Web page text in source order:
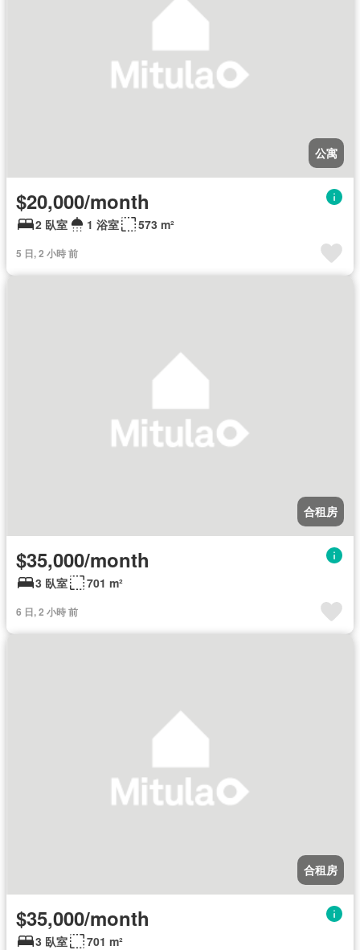
公寓
$20,000/month
2 臥室 1 浴室 573 m²
5 日, 2 小時 前
合租房
$35,000/month
3 臥室 701 m²
6 日, 2 小時 前
合租房
$35,000/month
3 臥室 701 m²